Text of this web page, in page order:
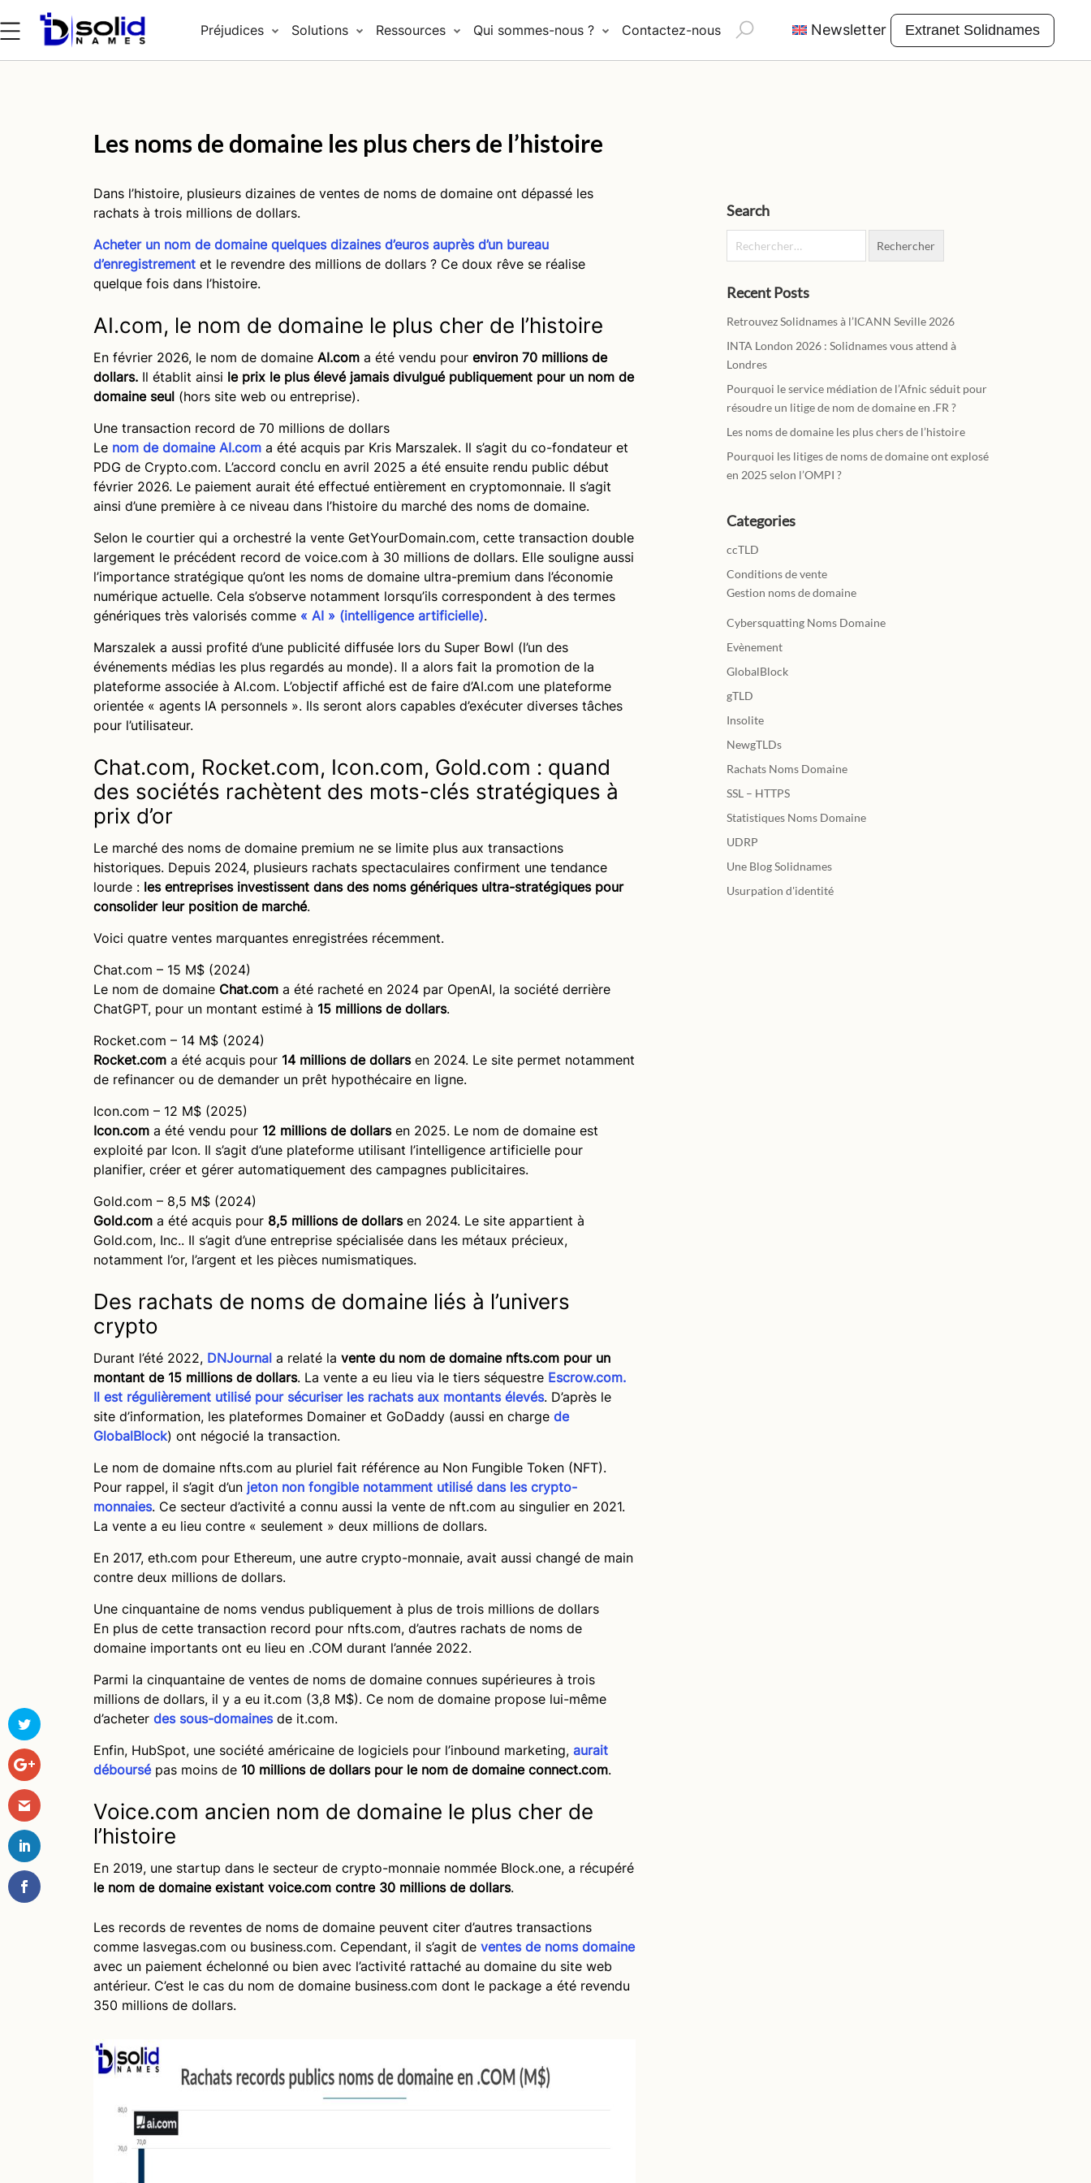
Préjudices Solutions Ressources Qui sommes-nous ? Contactez-nous Rechercher : Newsletter Extranet Solidnames
Les noms de domaine les plus chers de l’histoire
Dans l’histoire, plusieurs dizaines de ventes de noms de domaine ont dépassé les
rachats à trois millions de dollars.
Acheter un nom de domaine quelques dizaines d’euros auprès d’un bureau
d’enregistrementet le revendre des millions de dollars ? Ce doux rêve se réalise
quelque fois dans l’histoire.
AI.com, le nom de domaine le plus cher de l’histoire
En février 2026, le nom de domaine AI.coma été vendu pour environ 70 millions de
dollars. Il établit ainsi le prix le plus élevé jamais divulgué publiquement pour un nom de
domaine seul(hors site web ou entreprise).
Une transaction record de 70 millions de dollars
Le nom de domaine AI.coma été acquis par Kris Marszalek. Il s’agit du co-fondateur et
PDG de Crypto.com. L’accord conclu en avril 2025 a été ensuite rendu public début
février 2026. Le paiement aurait été effectué entièrement en cryptomonnaie. Il s’agit
ainsi d’une première à ce niveau dans l’histoire du marché des noms de domaine.
Selon le courtier qui a orchestré la vente GetYourDomain.com, cette transaction double
largement le précédent record de voice.com à 30 millions de dollars. Elle souligne aussi
l’importance stratégique qu’ont les noms de domaine ultra-premium dans l’économie
numérique actuelle. Cela s’observe notamment lorsqu’ils correspondent à des termes
génériques très valorisés comme « AI » (intelligence artificielle).
Marszalek a aussi profité d’une publicité diffusée lors du Super Bowl (l’un des
événements médias les plus regardés au monde). Il a alors fait la promotion de la
plateforme associée à AI.com. L’objectif affiché est de faire d’AI.com une plateforme
orientée « agents IA personnels ». Ils seront alors capables d’exécuter diverses tâches
pour l’utilisateur.
Chat.com, Rocket.com, Icon.com, Gold.com : quand
des sociétés rachètent des mots-clés stratégiques à
prix d’or
Le marché des noms de domaine premium ne se limite plus aux transactions
historiques. Depuis 2024, plusieurs rachats spectaculaires confirment une tendance
lourde : les entreprises investissent dans des noms génériques ultra-stratégiques pour
consolider leur position de marché.
Voici quatre ventes marquantes enregistrées récemment.
Chat.com – 15 M$ (2024)
Le nom de domaine Chat.coma été racheté en 2024 par OpenAI, la société derrière
ChatGPT, pour un montant estimé à 15 millions de dollars.
Rocket.com – 14 M$ (2024)
Rocket.coma été acquis pour 14 millions de dollarsen 2024. Le site permet notamment
de refinancer ou de demander un prêt hypothécaire en ligne.
Icon.com – 12 M$ (2025)
Icon.coma été vendu pour 12 millions de dollarsen 2025. Le nom de domaine est
exploité par Icon. Il s’agit d’une plateforme utilisant l’intelligence artificielle pour
planifier, créer et gérer automatiquement des campagnes publicitaires.
Gold.com – 8,5 M$ (2024)
Gold.coma été acquis pour 8,5 millions de dollarsen 2024. Le site appartient à
Gold.com, Inc.. Il s’agit d’une entreprise spécialisée dans les métaux précieux,
notamment l’or, l’argent et les pièces numismatiques.
Des rachats de noms de domaine liés à l’univers
crypto
Durant l’été 2022, DNJournala relaté la vente du nom de domaine nfts.com pour un
montant de 15 millions de dollars. La vente a eu lieu via le tiers séquestre Escrow.com.
Il est régulièrement utilisé pour sécuriser les rachats aux montants élevés. D’après le
site d’information, les plateformes Domainer et GoDaddy (aussi en charge de
GlobalBlock) ont négocié la transaction.
Le nom de domaine nfts.com au pluriel fait référence au Non Fungible Token (NFT).
Pour rappel, il s’agit d’un jeton non fongible notamment utilisé dans les crypto-
monnaies. Ce secteur d’activité a connu aussi la vente de nft.com au singulier en 2021.
La vente a eu lieu contre « seulement » deux millions de dollars.
En 2017, eth.com pour Ethereum, une autre crypto-monnaie, avait aussi changé de main
contre deux millions de dollars.
Une cinquantaine de noms vendus publiquement à plus de trois millions de dollars
En plus de cette transaction record pour nfts.com, d’autres rachats de noms de
domaine importants ont eu lieu en .COM durant l’année 2022.
Parmi la cinquantaine de ventes de noms de domaine connues supérieures à trois
millions de dollars, il y a eu it.com (3,8 M$). Ce nom de domaine propose lui-même
d’acheter des sous-domainesde it.com.
Enfin, HubSpot, une société américaine de logiciels pour l’inbound marketing, aurait
déboursépas moins de 10 millions de dollars pour le nom de domaine connect.com.
Voice.com ancien nom de domaine le plus cher de
l’histoire
En 2019, une startup dans le secteur de crypto-monnaie nommée Block.one, a récupéré
le nom de domaine existant voice.com contre 30 millions de dollars.
Les records de reventes de noms de domaine peuvent citer d’autres transactions
comme lasvegas.com ou business.com. Cependant, il s’agit de ventes de noms domaine
avec un paiement échelonné ou bien avec l’activité rattaché au domaine du site web
antérieur. C’est le cas du nom de domaine business.com dont le package a été revendu
350 millions de dollars.
Search
Recent Posts
Retrouvez Solidnames à l’ICANN Seville 2026
INTA London 2026 : Solidnames vous attend à
Londres
Pourquoi le service médiation de l’Afnic séduit pour
résoudre un litige de nom de domaine en .FR ?
Les noms de domaine les plus chers de l’histoire
Pourquoi les litiges de noms de domaine ont explosé
en 2025 selon l’OMPI ?
Categories
ccTLD
Conditions de vente
Gestion noms de domaine
Cybersquatting Noms Domaine
Evènement
GlobalBlock
gTLD
Insolite
NewgTLDs
Rachats Noms Domaine
SSL – HTTPS
Statistiques Noms Domaine
UDRP
Une Blog Solidnames
Usurpation d'identité